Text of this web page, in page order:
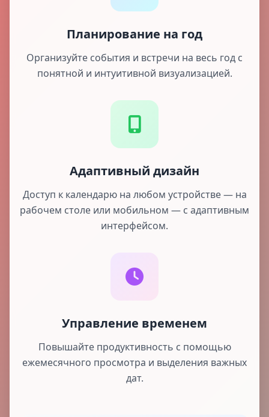
Планирование на год
Организуйте события и встречи на весь год с
понятной и интуитивной визуализацией.
Адаптивный дизайн
Доступ к календарю на любом устройстве — на
рабочем столе или мобильном — с адаптивным
интерфейсом.
Управление временем
Повышайте продуктивность с помощью
ежемесячного просмотра и выделения важных
дат.